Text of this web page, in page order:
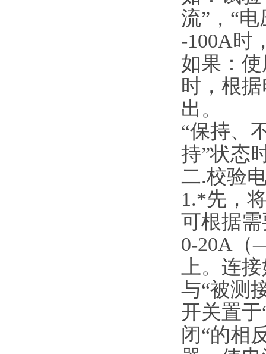
流”，“
-100A时
如果：
时，根
出。
“保持、
持”状态
二.校验
1.*先，
可根据
0-20A（
上。连
与“被测
开关置
闭“的相